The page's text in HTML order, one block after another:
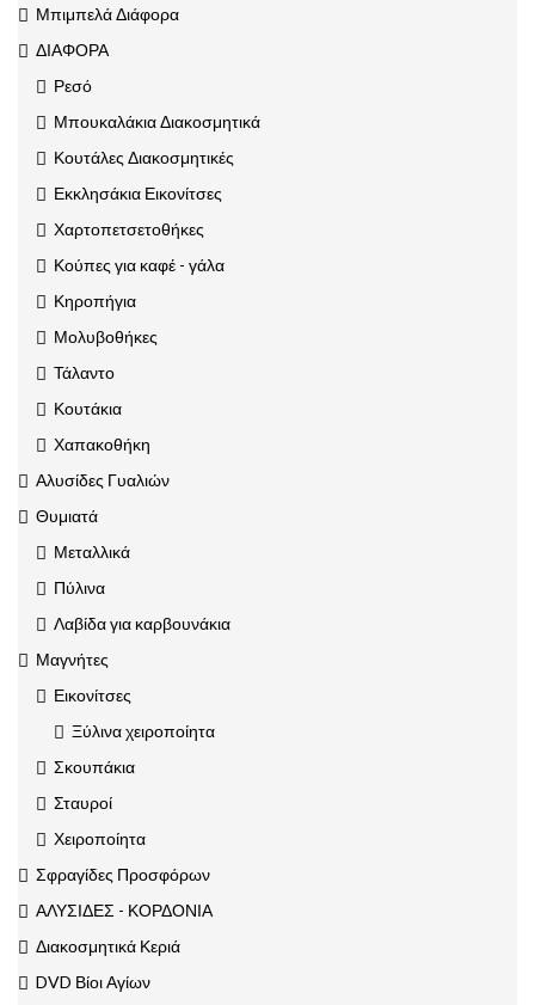
Μπιμπελά Διάφορα
ΔΙΑΦΟΡΑ
Ρεσό
Μπουκαλάκια Διακοσμητικά
Κουτάλες Διακοσμητικές
Εκκλησάκια Εικονίτσες
Χαρτοπετσετοθήκες
Κούπες για καφέ - γάλα
Κηροπήγια
Μολυβοθήκες
Τάλαντο
Κουτάκια
Χαπακοθήκη
Αλυσίδες Γυαλιών
Θυμιατά
Μεταλλικά
Πύλινα
Λαβίδα για καρβουνάκια
Μαγνήτες
Εικονίτσες
Ξύλινα χειροποίητα
Σκουπάκια
Σταυροί
Χειροποίητα
Σφραγίδες Προσφόρων
ΑΛΥΣΙΔΕΣ - ΚΟΡΔΟΝΙΑ
Διακοσμητικά Κεριά
DVD Βίοι Αγίων